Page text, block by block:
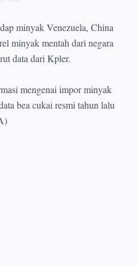
minyak Venezuela, China
minyak mentah dari negara
data dari Kpler.
mengenai impor minyak
bea cukai resmi tahun lalu